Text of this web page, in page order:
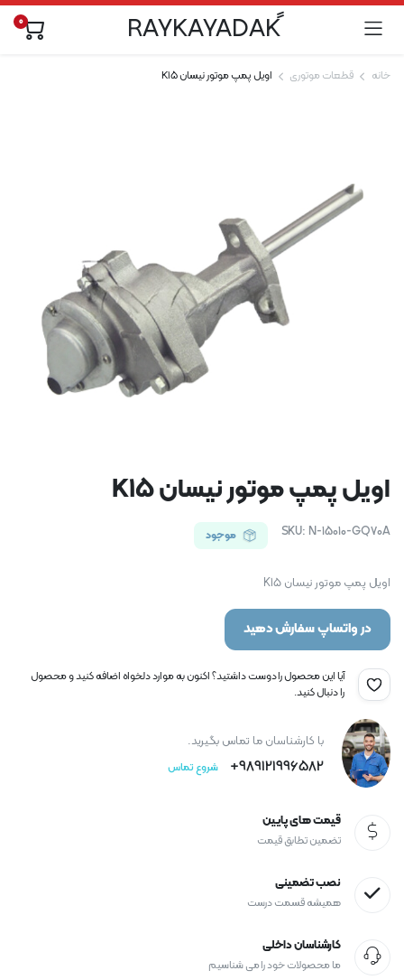
ًRAYKAYADAK 0
خانه قطعات موتوری اویل پمپ موتور نیسان K15
اویل پمپ موتور نیسان K15
SKU: N-15010-GQ70A موجود
اویل پمپ موتور نیسان K15
در واتساپ سفارش دهید
آیا این محصول را دوست داشتید؟ اکنون به موارد دلخواه اضافه کنید و محصول
را دنبال کنید.
با کارشناسان ما تماس بگیرید.
989121996582+ شروع تماس
قیمت های پایین
تضمین تطابق قیمت
نصب تضمینی
همیشه قسمت درست
کارشناسان داخلی
ما محصولات خود را می شناسیم